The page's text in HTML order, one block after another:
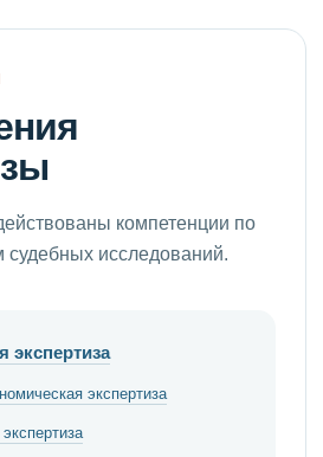
компетенции по
исследований.
экспертиза
экспертиза